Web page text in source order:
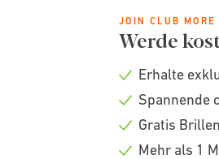
JOIN CLUB MORE
Werde
Check
Erhalte
Check
Spannende
Check
Gratis
Mehr als 1